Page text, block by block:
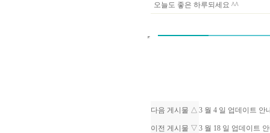
오늘도 좋은 하루되세요 ^^
다음 게시물 △ 3 월 4 일 업데이트 안
이전 게시물 ▽ 3 월 18 일 업데이트